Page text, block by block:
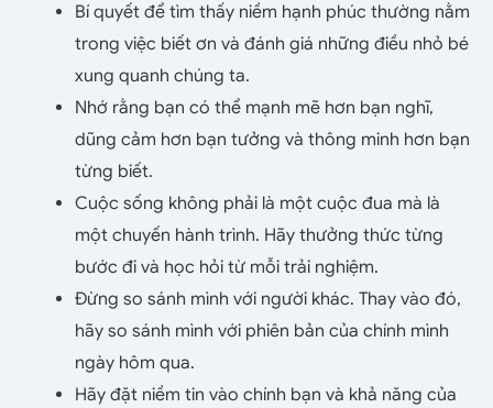
Bí quyết để tìm thấy niềm hạnh phúc thường nằm
trong việc biết ơn và đánh giá những điều nhỏ bé
xung quanh chúng ta.
Nhớ rằng bạn có thể mạnh mẽ hơn bạn nghĩ,
dũng cảm hơn bạn tưởng và thông minh hơn bạn
từng biết.
Cuộc sống không phải là một cuộc đua mà là
một chuyến hành trình. Hãy thưởng thức từng
bước đi và học hỏi từ mỗi trải nghiệm.
Đừng so sánh mình với người khác. Thay vào đó,
hãy so sánh mình với phiên bản của chính mình
ngày hôm qua.
Hãy đặt niềm tin vào chính bạn và khả năng của